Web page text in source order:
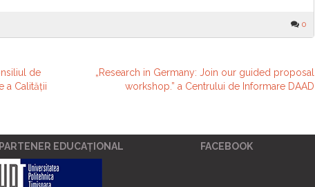
0
de
a Calității
„Research in Germany: Join our guided proposal
workshop.” a Centrului de Informare DAAD
PARTENER EDUCAȚIONAL FACEBOOK